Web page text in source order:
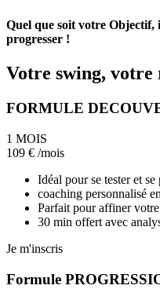
Quel que soit votre
progresser !
Votre swing, votre
FORMULE
1 MOIS
109 € /mois
Idéal pour se tester et
coaching personnalisé
Parfait pour affiner
30 min offert avec
Je m'inscris
Formule